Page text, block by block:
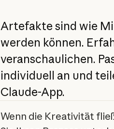
Artefakte sind wie
werden können.
veranschaulichen.
individuell an und
Claude-App.
Wenn die Kreativität